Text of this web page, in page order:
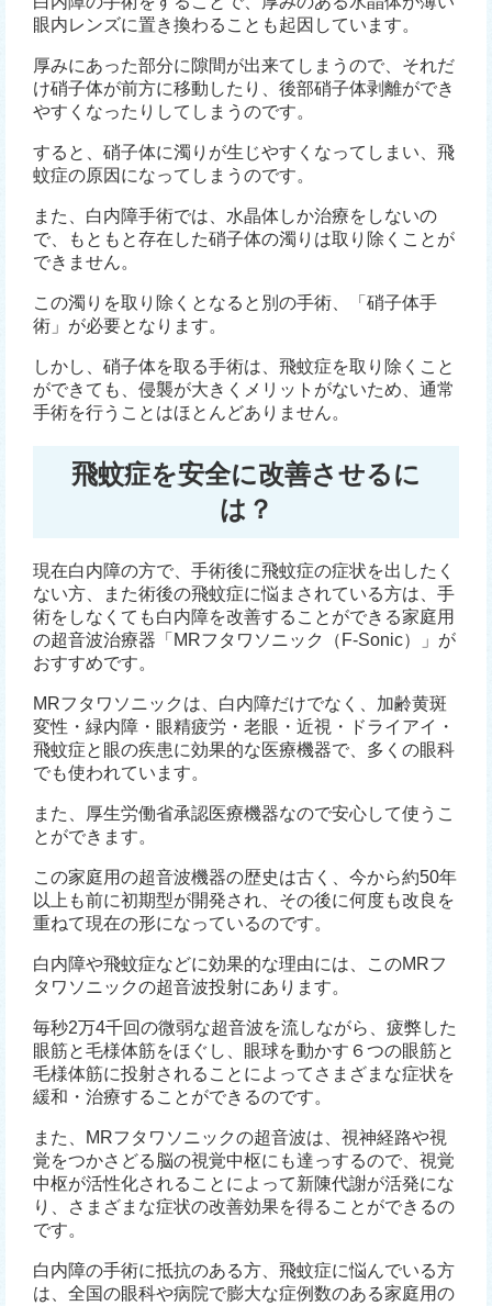
眼内レンズに置き換わることも起因しています。
厚みにあった部分に隙間が出来てしまうので、それだ
け硝子体が前方に移動したり、後部硝子体剥離ができ
やすくなったりしてしまうのです。
すると、硝子体に濁りが生じやすくなってしまい、飛
蚊症の原因になってしまうのです。
また、白内障手術では、水晶体しか治療をしないの
で、もともと存在した硝子体の濁りは取り除くことが
できません。
この濁りを取り除くとなると別の手術、「硝子体手
術」が必要となります。
しかし、硝子体を取る手術は、飛蚊症を取り除くこと
ができても、侵襲が大きくメリットがないため、通常
手術を行うことはほとんどありません。
飛蚊症を安全に改善させるに
は？
現在白内障の方で、手術後に飛蚊症の症状を出したく
ない方、また術後の飛蚊症に悩まされている方は、手
術をしなくても白内障を改善することができる家庭用
の超音波治療器「MRフタワソニック（F-Sonic）」が
おすすめです。
MRフタワソニックは、白内障だけでなく、加齢黄斑
変性・緑内障・眼精疲労・老眼・近視・ドライアイ・
飛蚊症と眼の疾患に効果的な医療機器で、多くの眼科
でも使われています。
また、厚生労働省承認医療機器なので安心して使うこ
とができます。
この家庭用の超音波機器の歴史は古く、今から約50年
以上も前に初期型が開発され、その後に何度も改良を
重ねて現在の形になっているのです。
白内障や飛蚊症などに効果的な理由には、このMRフ
タワソニックの超音波投射にあります。
毎秒2万4千回の微弱な超音波を流しながら、疲弊した
眼筋と毛様体筋をほぐし、眼球を動かす６つの眼筋と
毛様体筋に投射されることによってさまざまな症状を
緩和・治療することができるのです。
また、MRフタワソニックの超音波は、視神経路や視
覚をつかさどる脳の視覚中枢にも達っするので、視覚
中枢が活性化されることによって新陳代謝が活発にな
り、さまざまな症状の改善効果を得ることができるの
です。
白内障の手術に抵抗のある方、飛蚊症に悩んでいる方
は、全国の眼科や病院で膨大な症例数のある家庭用の